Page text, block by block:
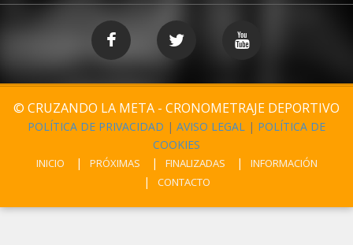
© CRUZANDO LA META - CRONOMETRAJE DEPORTIVO
POLÍTICA DE PRIVACIDAD | AVISO LEGAL | POLÍTICA DE
COOKIES
INICIO PRÓXIMAS FINALIZADAS
INFORMACIÓN
CONTACTO